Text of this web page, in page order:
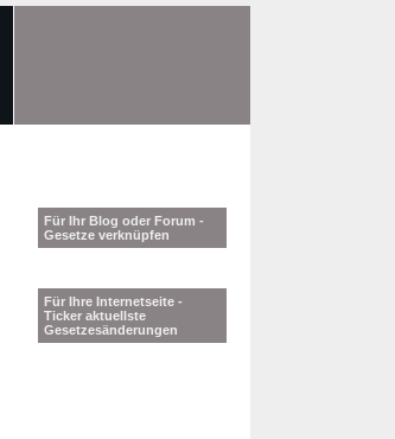
Für Ihr Blog oder Forum -
Gesetze verknüpfen
Für Ihre Internetseite -
Ticker aktuellste
Gesetzesänderungen